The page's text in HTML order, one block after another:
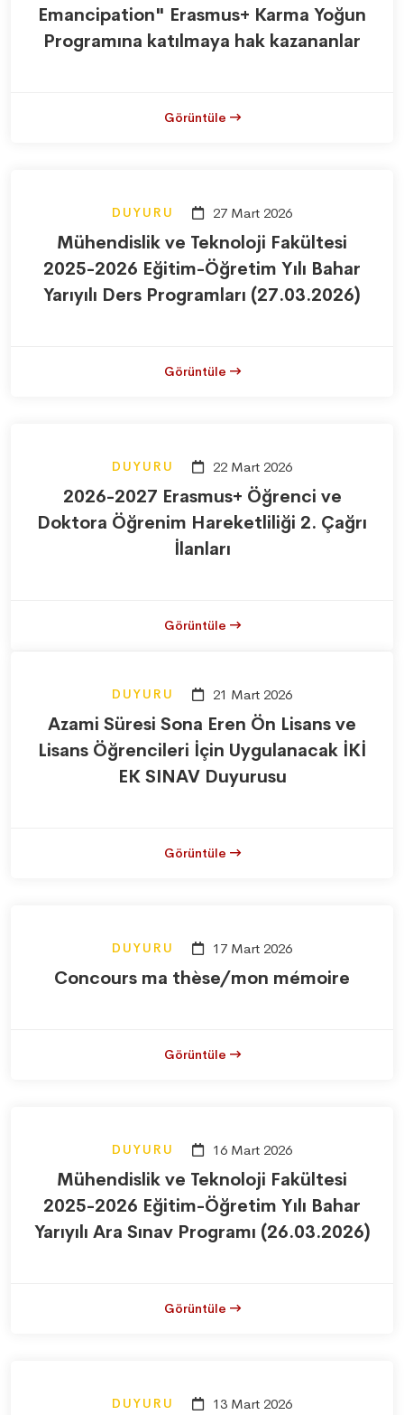
Emancipation" Erasmus+ Karma Yoğun
Programına katılmaya hak kazananlar
Görüntüle
DUYURU 27 Mart 2026
Mühendislik ve Teknoloji Fakültesi
2025-2026 Eğitim-Öğretim Yılı Bahar
Yarıyılı Ders Programları (27.03.2026)
Görüntüle
DUYURU 22 Mart 2026
2026-2027 Erasmus+ Öğrenci ve
Doktora Öğrenim Hareketliliği 2. Çağrı
İlanları
Görüntüle
DUYURU 21 Mart 2026
Azami Süresi Sona Eren Ön Lisans ve
Lisans Öğrencileri İçin Uygulanacak İKİ
EK SINAV Duyurusu
Görüntüle
DUYURU 17 Mart 2026
Concours ma thèse/mon mémoire
Görüntüle
DUYURU 16 Mart 2026
Mühendislik ve Teknoloji Fakültesi
2025-2026 Eğitim-Öğretim Yılı Bahar
Yarıyılı Ara Sınav Programı (26.03.2026)
Görüntüle
DUYURU 13 Mart 2026